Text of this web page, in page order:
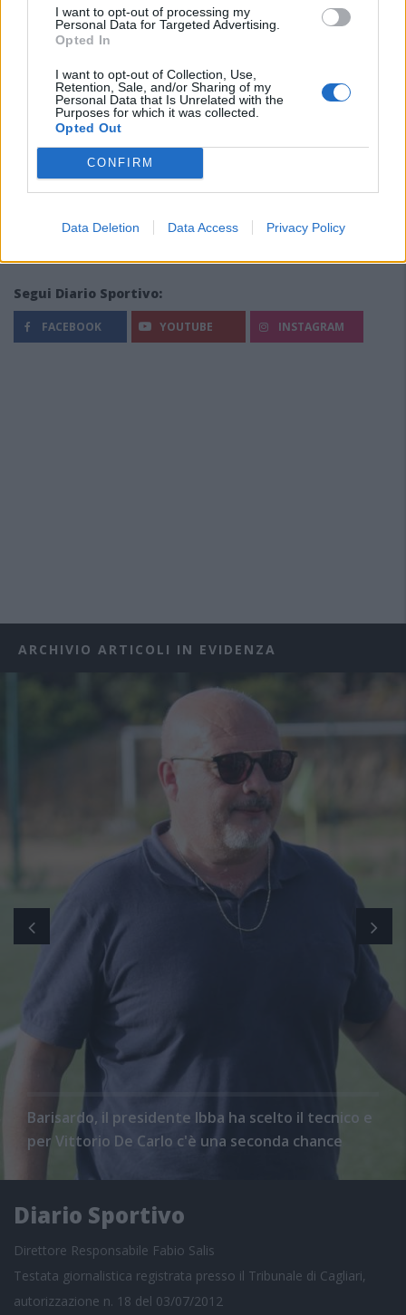
I want to opt-out of processing my
Personal Data for Targeted Advertising.
Opted In
I want to opt-out of Collection, Use,
Retention, Sale, and/or Sharing of my
Personal Data that Is Unrelated with the
Purposes for which it was collected.
Opted Out
CONFIRM
Data Deletion Data Access Privacy Policy
Segui Diario Sportivo:
FACEBOOK YOUTUBE INSTAGRAM
ARCHIVIO ARTICOLI IN EVIDENZA
Barisardo, il presidente Ibba ha scelto il tecnico e
per Vittorio De Carlo c'è una seconda chance
Diario Sportivo
Direttore Responsabile Fabio Salis
Testata giornalistica registrata presso il Tribunale di Cagliari,
autorizzazione n. 18 del 03/07/2012